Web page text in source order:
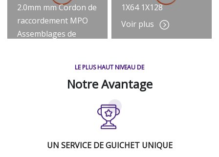
2.0mm mm Cordon de
raccordement MPO
Assemblages de
1X64 1X128
Voir plus
LE PLUS HAUT NIVEAU DE
Notre Avantage
UN SERVICE DE GUICHET UNIQUE